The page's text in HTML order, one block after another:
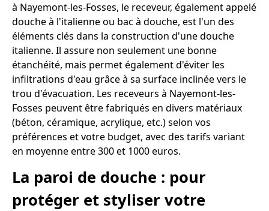
à Nayemont-les-Fosses, le receveur, également appelé
douche à l'italienne ou bac à douche, est l'un des
éléments clés dans la construction d'une douche
italienne. Il assure non seulement une bonne
étanchéité, mais permet également d'éviter les
infiltrations d'eau grâce à sa surface inclinée vers le
trou d'évacuation. Les receveurs à Nayemont-les-
Fosses peuvent être fabriqués en divers matériaux
(béton, céramique, acrylique, etc.) selon vos
préférences et votre budget, avec des tarifs variant
en moyenne entre 300 et 1000 euros.
La paroi de douche : pour
protéger et styliser votre